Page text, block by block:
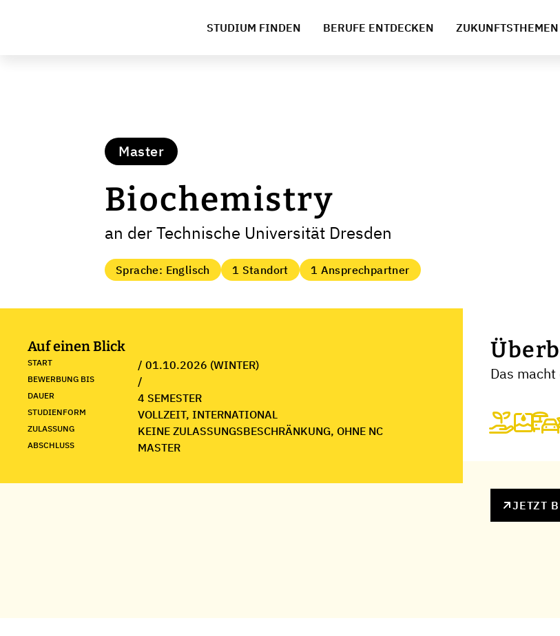
STUDIUM FINDEN BERUFE ENTDECKEN ZUKUNFTSTHEMEN
Master
Biochemistry
an der Technische Universität Dresden
Sprache: Englisch 1 Standort 1 Ansprechpartner
Auf einen Blick
START / 01.10.2026 (WINTER)
BEWERBUNG BIS /
DAUER 4 SEMESTER
STUDIENFORM VOLLZEIT, INTERNATIONAL
ZULASSUNG KEINE ZULASSUNGSBESCHRÄNKUNG, OHNE NC
ABSCHLUSS MASTER
Das
JETZT